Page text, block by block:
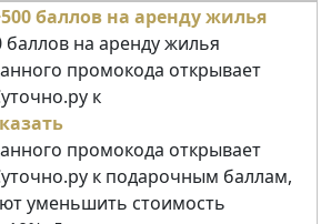
баллов на аренду жилья
промокода открывает
к
промокода открывает
к подарочным баллам,
уменьшить стоимость